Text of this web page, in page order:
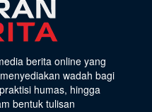
berita online yang
wadah bagi
humas, hingga
bentuk tulisan